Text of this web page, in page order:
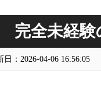
完全未経
日：2026-04-06 16:56:05